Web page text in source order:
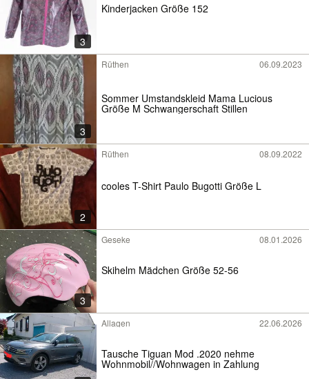
3
Kinderjacken Größe 152
3
Rüthen 06.09.2023
Sommer Umstandskleid Mama Lucious
Größe M Schwangerschaft Stillen
2
Rüthen 08.09.2022
cooles T-Shirt Paulo Bugotti Größe L
3
Geseke 08.01.2026
Skihelm Mädchen Größe 52-56
Allagen 22.06.2026
Tausche Tiguan Mod .2020 nehme
Wohnmobil//Wohnwagen in Zahlung